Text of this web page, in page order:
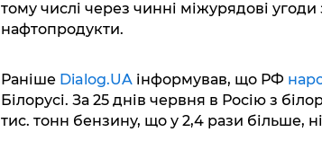
тому числі через чинні міжурядові угоди
нафтопродукти.
Раніше Dialog.UAінформував, що РФ
Білорусі. За 25 днів червня в Росію з
тис. тонн бензину, що у 2,4 рази більше,